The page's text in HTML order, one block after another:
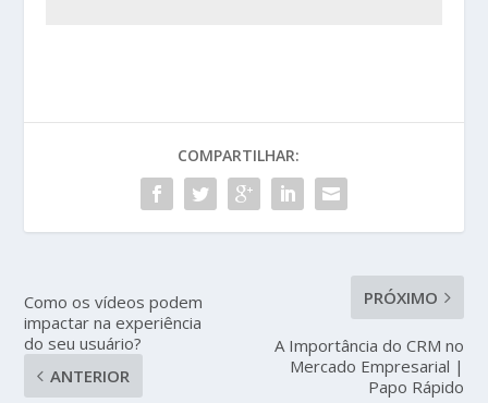
COMPARTILHAR:
Como os vídeos podem
impactar na experiência
do seu usuário?
ANTERIOR
PRÓXIMO
A Importância do CRM no
Mercado Empresarial |
Papo Rápido